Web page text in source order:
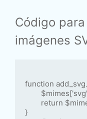
Código
imágenes
function
}